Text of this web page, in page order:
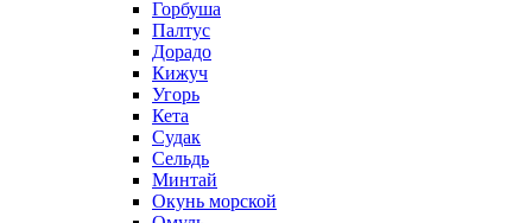
Горбуша
Палтус
Дорадо
Кижуч
Угорь
Кета
Судак
Сельдь
Минтай
Окунь морской